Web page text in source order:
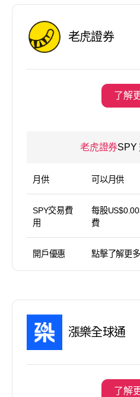
老虎證券
了解
老虎證券SPY
月供 可以月供
SPY交易費
用
每股
費
開戶優惠 點擊了解更
漲樂全球通
了解